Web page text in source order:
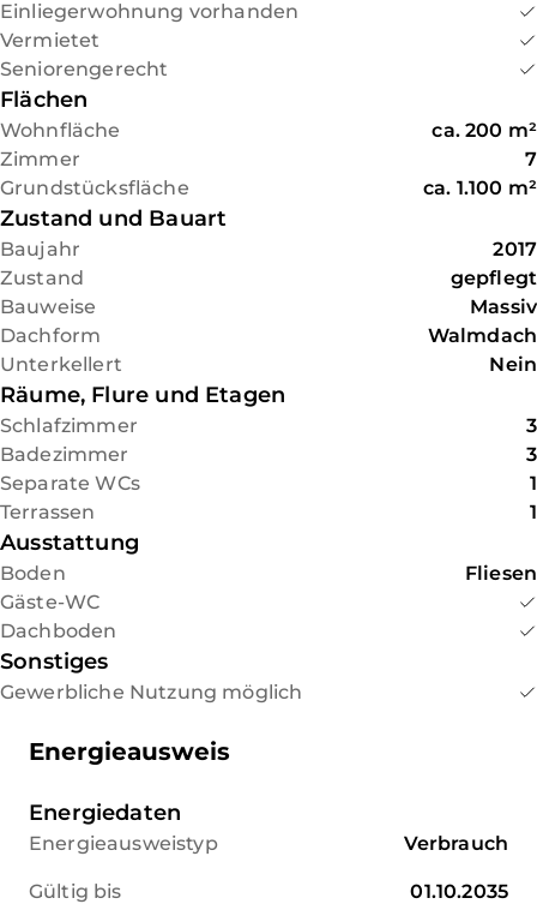
für Finanzen Rheinland-Pfalz.
Einliegerwohnung vorhanden
Vermietet
Seniorengerecht
Flächen
Wohnfläche ca. 200 m²
Zimmer
7
Grundstücksfläche
ca. 1.100 m²
Zustand und Bauart
Baujahr
2017
Zustand
gepflegt
Bauweise
Massiv
Dachform
Walmdach
Unterkellert
Nein
Räume, Flure und Etagen
Schlafzimmer
3
Badezimmer
3
Separate WCs
1
Terrassen
1
Ausstattung
Boden
Fliesen
Gäste-WC
Dachboden
Sonstiges
Gewerbliche Nutzung möglich
Energieausweis
Energiedaten
Energieausweistyp Verbrauch
Gültig bis 01.10.2035